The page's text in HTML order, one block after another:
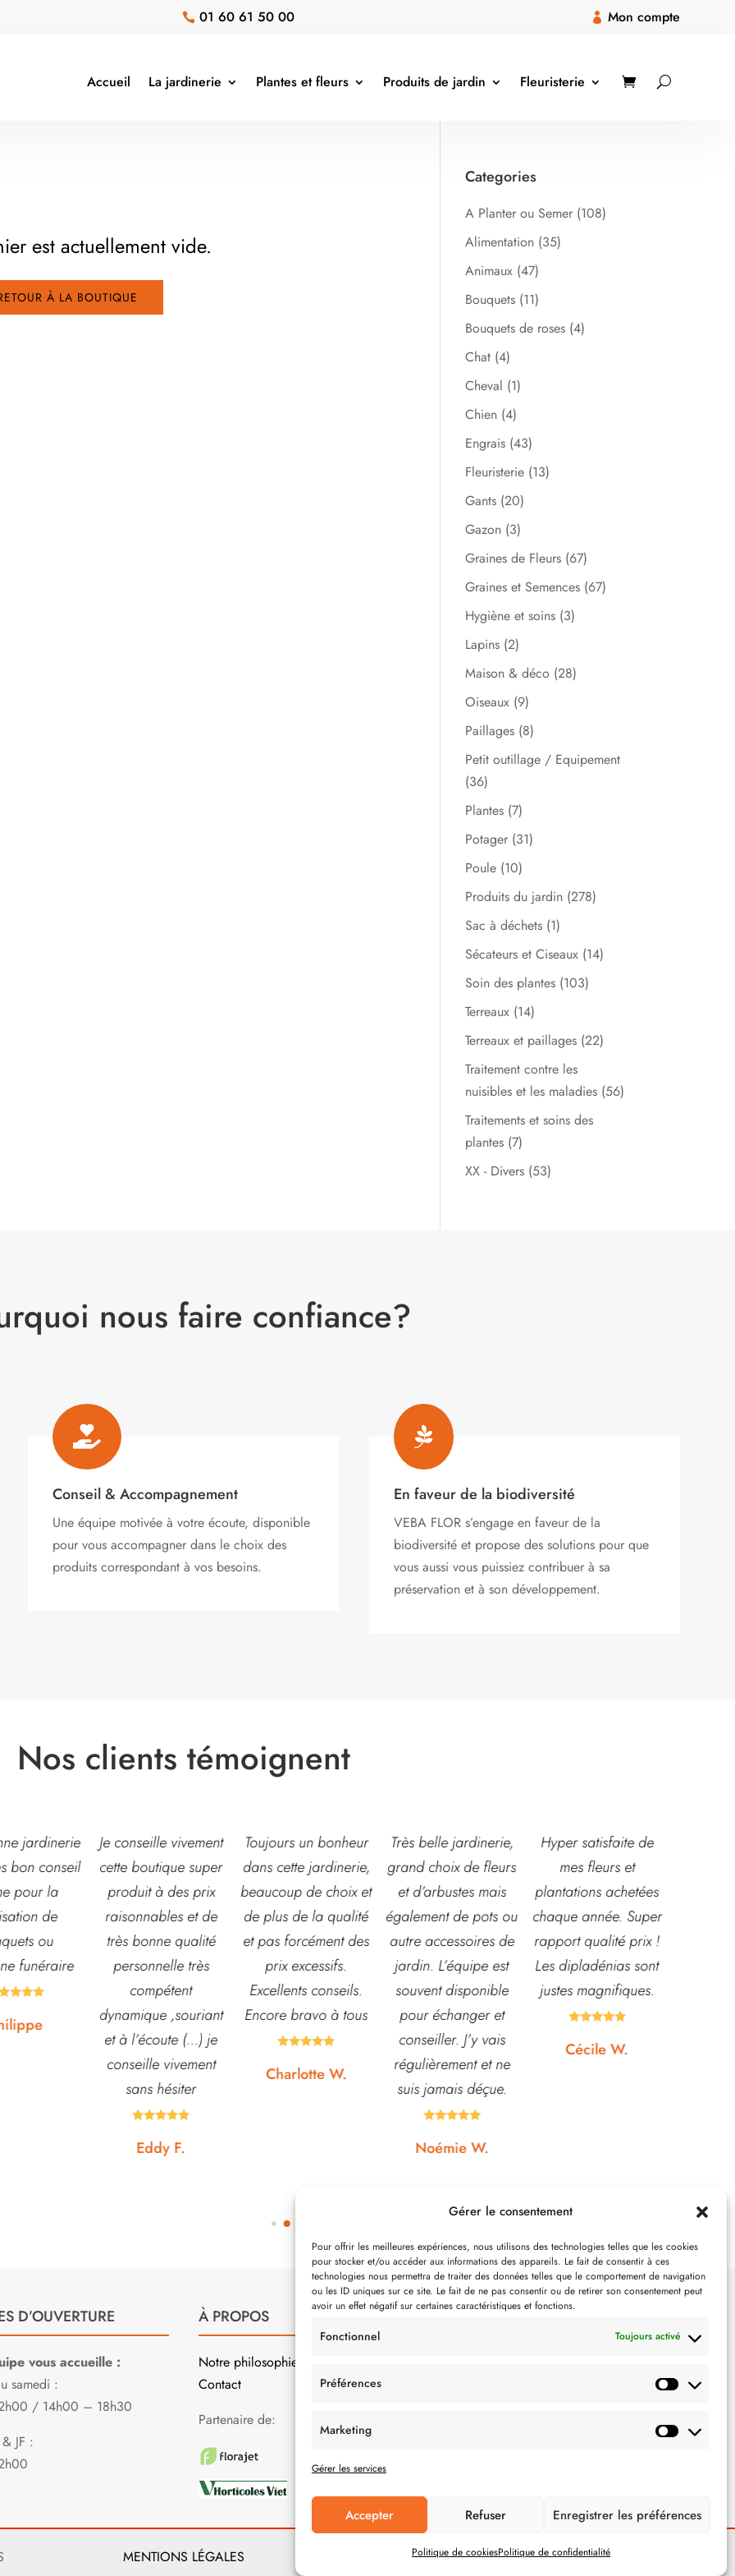
Gérer le consentement
Pour offrir les meilleures expériences, nous utilisons des technologies telles que les cookies
pour stocker et/ou accéder aux informations des appareils. Le fait de consentir à ces
technologies nous permettra de traiter des données telles que le comportement de navigation
ou les ID uniques sur ce site. Le fait de ne pas consentir ou de retirer son consentement peut
avoir un effet négatif sur certaines caractéristiques et fonctions.
Fonctionnel Toujours activé
Préférences
Marketing
Gérer les services
Accepter Refuser Enregistrer les préférences
Politique de cookiesPolitique de confidentialité
 01 60 61 50 00  Mon compte
Accueil La jardinerie Plantes et fleurs Produits de jardin Fleuristerie
est actuellement vide.
À LA BOUTIQUE
Categories
A Planter ou Semer (108)
Alimentation (35)
Animaux (47)
Bouquets (11)
Bouquets de roses (4)
Chat (4)
Cheval (1)
Chien (4)
Engrais (43)
Fleuristerie (13)
Gants (20)
Gazon (3)
Graines de Fleurs (67)
Graines et Semences (67)
Hygiène et soins (3)
Lapins (2)
Maison & déco (28)
Oiseaux (9)
Paillages (8)
Petit outillage / Equipement
(36)
Plantes (7)
Potager (31)
Poule (10)
Produits du jardin (278)
Sac à déchets (1)
Sécateurs et Ciseaux (14)
Soin des plantes (103)
Terreaux (14)
Terreaux et paillages (22)
Traitement contre les
nuisibles et les maladies (56)
Traitements et soins des
plantes (7)
XX - Divers (53)
nous faire confiance?

Conseil & Accompagnement
Une équipe motivée à votre écoute, disponible
pour vous accompagner dans le choix des
produits correspondant à vos besoins.

En faveur de la biodiversité
VEBA FLOR s’engage en faveur de la
biodiversité et propose des solutions pour que
vous aussi vous puissiez contribuer à sa
préservation et à son développement.
Nos clients témoignent
vivement
super
à des prix
et de
qualité
très
,souriant
(...) je
Toujours un bonheur
dans cette jardinerie,
beaucoup de choix et
de plus de la qualité
et pas forcément des
prix excessifs.
Excellents conseils.
Encore bravo à tous
 
Charlotte W.
Très belle jardinerie,
grand choix de fleurs
et d’arbustes mais
également de pots ou
autre accessoires de
jardin. L’équipe est
souvent disponible
pour échanger et
conseiller. J’y vais
régulièrement et ne
Hyper satisfaite de
mes fleurs et
plantations achetées
chaque année. Super
rapport qualité prix !
Les dipladénias sont
justes magnifiques.

Cécile W.
Composition
magnifique pour le
baptême et le
mariage!
Bouquet mariée,
centre de table et
Bouquet table
d'honneur.
Rapport qualité-prix,
D’OUVERTURE
vous accueille :
samedi :
/ 14h00 – 18h30
JF :
À PROPOS
Notre philosophie
Contact
Partenaire de:
SUIVEZ-NOUS
MENTIONS LÉGALES POLITIQUE DE CONFIDENTIALITÉ